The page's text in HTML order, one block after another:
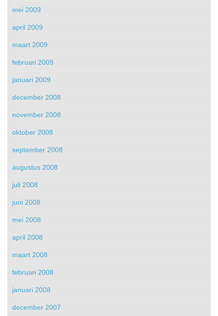
mei 2009
april 2009
maart 2009
februari 2009
januari 2009
december 2008
november 2008
oktober 2008
september 2008
augustus 2008
juli 2008
juni 2008
mei 2008
april 2008
maart 2008
februari 2008
januari 2008
december 2007